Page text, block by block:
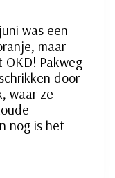
was een
maar
Pakweg
door
waar ze
nog is het